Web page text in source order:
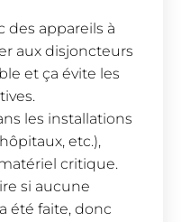
des appareils à
aux disjoncteurs
et ça évite les
les installations
etc.),
critique.
si aucune
été faite, donc